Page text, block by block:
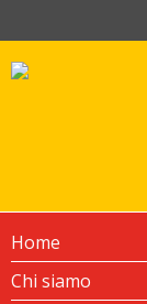
Home
Chi siamo